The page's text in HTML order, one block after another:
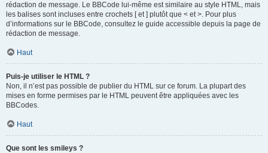
rédaction de message. Le BBCode lui-même est similaire au style HTML, mais
les balises sont incluses entre crochets [ et ] plutôt que < et >. Pour plus
d’informations sur le BBCode, consultez le guide accessible depuis la page de
rédaction de message.
Haut
Puis-je utiliser le HTML ?
Non, il n’est pas possible de publier du HTML sur ce forum. La plupart des
mises en forme permises par le HTML peuvent être appliquées avec les
BBCodes.
Haut
Que sont les smileys ?